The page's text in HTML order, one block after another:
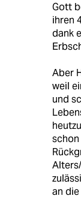
Gott
ihren
dank
Aber
weil
und
an